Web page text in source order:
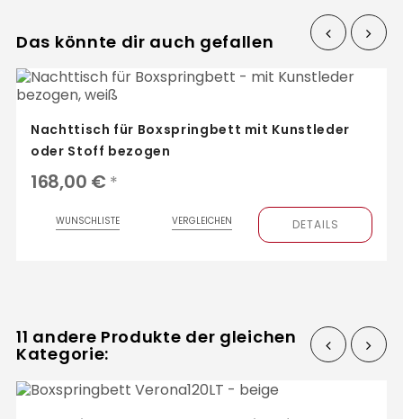
Das könnte dir auch gefallen
Nachttisch für Boxspringbett mit Kunstleder
oder Stoff bezogen
168,00 € *
WUNSCHLISTE VERGLEICHEN DETAILS
‹
11 andere Produkte der gleichen
Kategorie: